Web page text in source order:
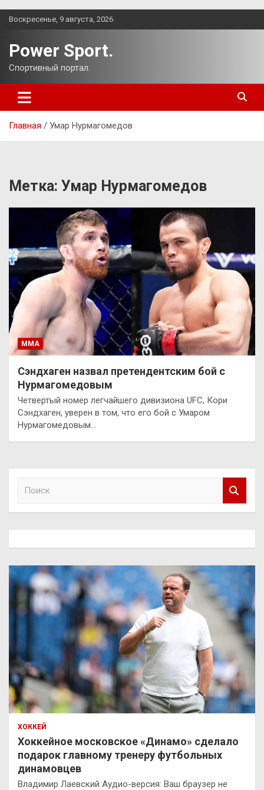
Перейти
Воскресенье, 9 августа, 2026
Power Sport.
Спортивный портал.
Главная Умар Нурмагомедов
Метка: Умар Нурмагомедов
ММА
Сэндхаген назвал претендентским бой с
Нурмагомедовым
Четвертый номер легчайшего дивизиона UFC, Кори
Сэндхаген, уверен в том, что его бой с Умаром
Нурмагомедовым…
ХОККЕЙ
Хоккейное московское «Динамо» сделало
подарок главному тренеру футбольных
динамовцев
Владимир Лаевский Аудио-версия: Ваш браузер не